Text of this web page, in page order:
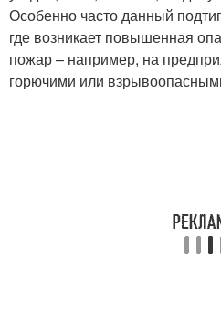
Особенно часто данный
где возникает повышенная
пожар – например, на
горючими или